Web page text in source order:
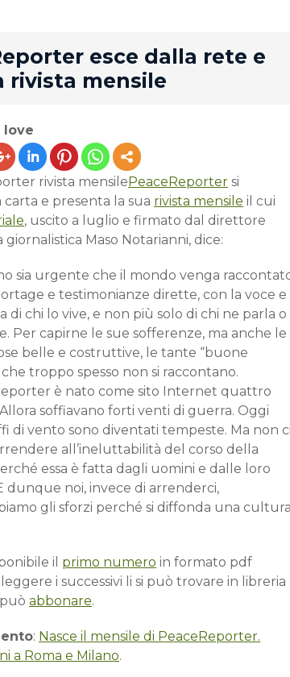
esce dalla rete e
rivista mensile
love
PeaceReporter si
carta e presenta la sua rivista mensile il cui
, uscito a luglio e firmato dal direttore
Maso Notarianni, dice:
sia urgente che il mondo venga
e testimonianze dirette, con la voce e
di chi lo vive, e non più solo di chi ne parla o
Per capirne le sue sofferenze, ma anche le
belle e costruttive, le tante “buone
che troppo spesso non si raccontano.
è nato come sito Internet quattro
soffiavano forti venti di guerra. Oggi
di vento sono diventati tempeste. Ma non
all’ineluttabilità del corso della
essa è fatta dagli uomini e dalle loro
dunque noi, invece di arrenderci,
gli sforzi perché si diffonda una
il primo numero in formato pdf
i successivi li si può trovare in libreria
abbonare.
: Nasce il mensile di PeaceReporter.
a Roma e Milano.